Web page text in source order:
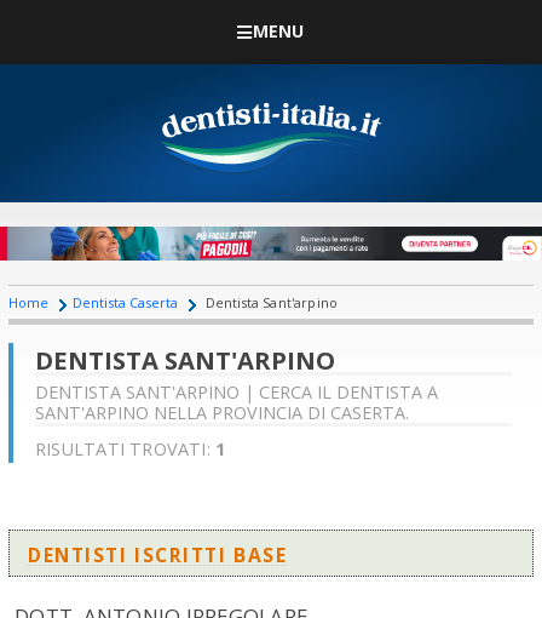
MENU
Home Dentista Caserta Dentista Sant'arpino
DENTISTA SANT'ARPINO
DENTISTA SANT'ARPINO | CERCA IL DENTISTA A
SANT'ARPINO NELLA PROVINCIA DI CASERTA.
RISULTATI TROVATI: 1
DENTISTI ISCRITTI BASE